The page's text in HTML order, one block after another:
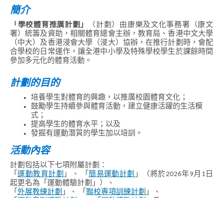
簡介
「學校體育推廣計劃」
（計劃）由康樂及文化事務署（康文
署）統籌及資助，相關體育總會主辦，教育局、香港中文大學
（中大）及香港浸會大學（浸大）協辦，在推行計劃時，會配
合學校的日常運作，讓全港中小學及特殊學校學生於課餘時間
參加多元化的體育活動。
計劃的目的
培養學生對體育的興趣，以推廣校園體育文化；
鼓勵學生持續參與體育活動，建立健康活躍的生活模
式；
提高學生的體育水平；以及
發掘有運動潛質的學生加以培訓。
活動內容
計劃包括以下七項附屬計劃：
「運動教育計劃 」、 「 簡易運動計劃 」（將於2026年9月1日
起更名為「運動體驗計劃」）、
「 外展教練計劃 」、 「 聯校專項訓練計劃 」、